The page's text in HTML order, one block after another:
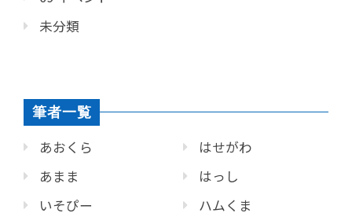
未分類
筆者一覧
あおくら
あまま
いそぴー
はせがわ
はっし
ハムくま